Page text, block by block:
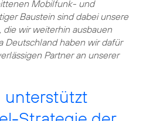
Mobilfunk- und
Baustein sind dabei unsere
wir weiterhin ausbauen
Deutschland haben wir dafür
Partner an unserer
unterstützt